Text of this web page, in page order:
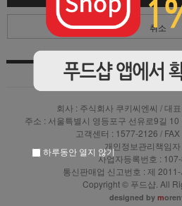
취소
상품입점안내|개인정보 처리방침 |
회사 : 주식회사 쿠키씨엔씨 / 대
주소 : 서울특별시 영등포구 선유로9길
고객센터 : 1577-2126 /
개인정보관리책임
사업자등록번호 :
통신판매업 신고번호 : 제
Copyright © 푸드샵. All
designed by m
하루동안 열지 않기